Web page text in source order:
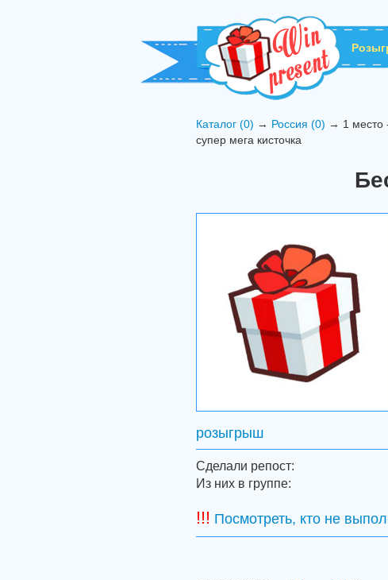
Каталог (0) → Россия (0) → 1 место
супер мега кисточка
розыгрыш
Сделали репост:
Из них в группе:
!!! Посмотреть, кто не